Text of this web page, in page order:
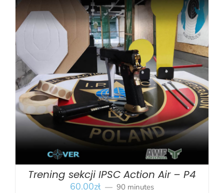
BOOK SZCZEGÓŁY
Trening sekcji IPSC Action Air – P4
60.00zł 90 minutes